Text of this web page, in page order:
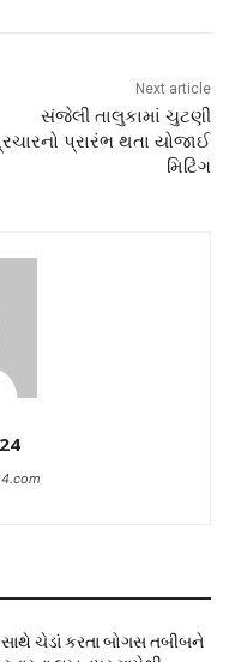
Next article
સંજેલી તાલુકામાં ચુટણી
પ્રારંભ થતા યોજાઈ
મિટિંગ
ચેડાં કરતા બોગસ તબીબને